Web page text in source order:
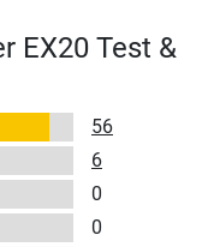
EX20 Test &
56
6
0
0